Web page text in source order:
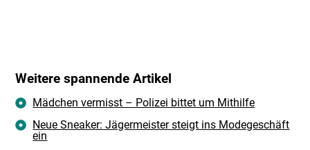
Weitere spannende Artikel
Mädchen vermisst – Polizei bittet um Mithilfe
Neue Sneaker: Jägermeister steigt ins Modegeschäft
ein